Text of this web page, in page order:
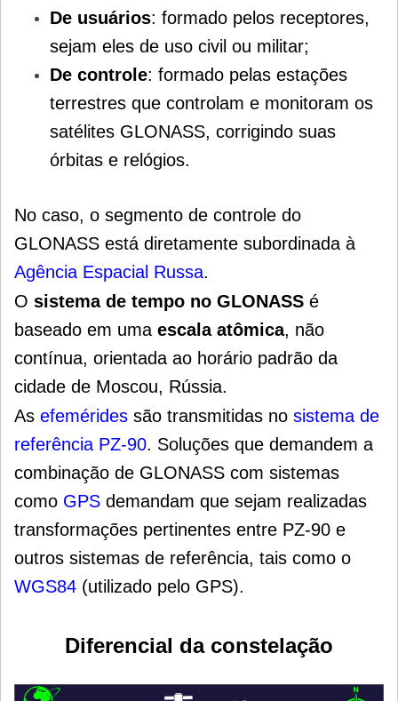
De usuários: formado pelos receptores,
sejam eles de uso civil ou militar;
De controle: formado pelas estações
terrestres que controlam e monitoram os
satélites GLONASS, corrigindo suas
órbitas e relógios.
No caso, o segmento de controle do
GLONASS está diretamente subordinada à
Agência Espacial Russa.
O sistema de tempo no GLONASS é
baseado em uma escala atômica, não
contínua, orientada ao horário padrão da
cidade de Moscou, Rússia.
As efemérides são transmitidas no sistema de
referência PZ-90. Soluções que demandem a
combinação de GLONASS com sistemas
como GPS demandam que sejam realizadas
transformações pertinentes entre PZ-90 e
outros sistemas de referência, tais como o
WGS84 (utilizado pelo GPS).
Diferencial da constelação